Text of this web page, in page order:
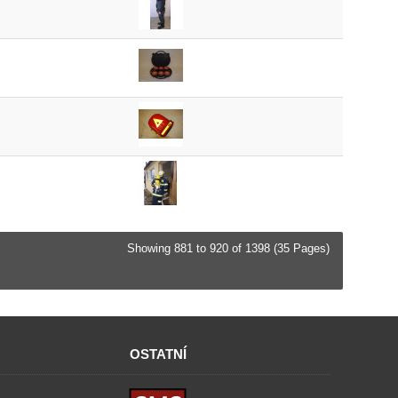
Showing 881 to 920 of 1398 (35 Pages)
OSTATNÍ